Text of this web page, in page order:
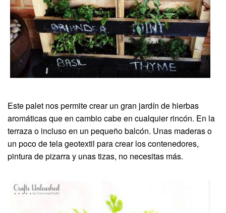
Este palet nos permite crear un gran jardín de hierbas
aromáticas que en cambio cabe en cualquier rincón. En la
terraza o incluso en un pequeño balcón. Unas maderas o
un poco de tela geotextil para crear los contenedores,
pintura de pizarra y unas tizas, no necesitas más.